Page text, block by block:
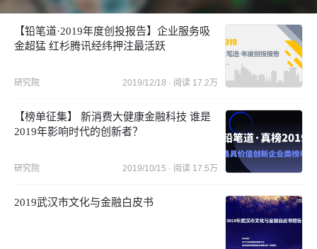
【铅笔道·2019年度创投报告】企业服务吸
金超猛 红杉腾讯经纬押注最活跃
研究院 2019/12/18 · 阅读 17.2万
【榜单征集】 新消费大健康金融科技 谁是
2019年影响时代的创新者？
研究院 2019/10/15 · 阅读 17.5万
2019武汉市文化与金融白皮书